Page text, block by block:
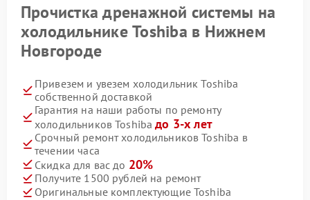
Прочистка дренажной системы на
холодильнике Toshiba в Нижнем
Новгороде
Привезем и увезем холодильник Toshiba
собственной доставкой
Гарантия на наши работы по ремонту
холодильников Toshibaдо 3-х лет
Срочный ремонт холодильников Toshiba в
течении часа
Скидка для вас до 20%
Получите 1500 рублей на ремонт
Оригинальные комплектующие Toshiba